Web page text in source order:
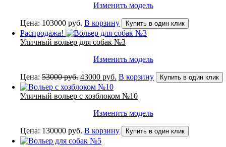
Изменить модель
Цена: 103000 руб. В корзину Купить в один клик
Распродажа!
Уличный вольер для собак №3
Изменить модель
Цена: 53000руб. Первоначальная
цена
составляла
43000 руб. Текущая
43000 руб..
В корзину Купить в один клик
Уличный вольер с хозблоком №10
Изменить модель
Цена: 130000 руб. В корзину Купить в один клик